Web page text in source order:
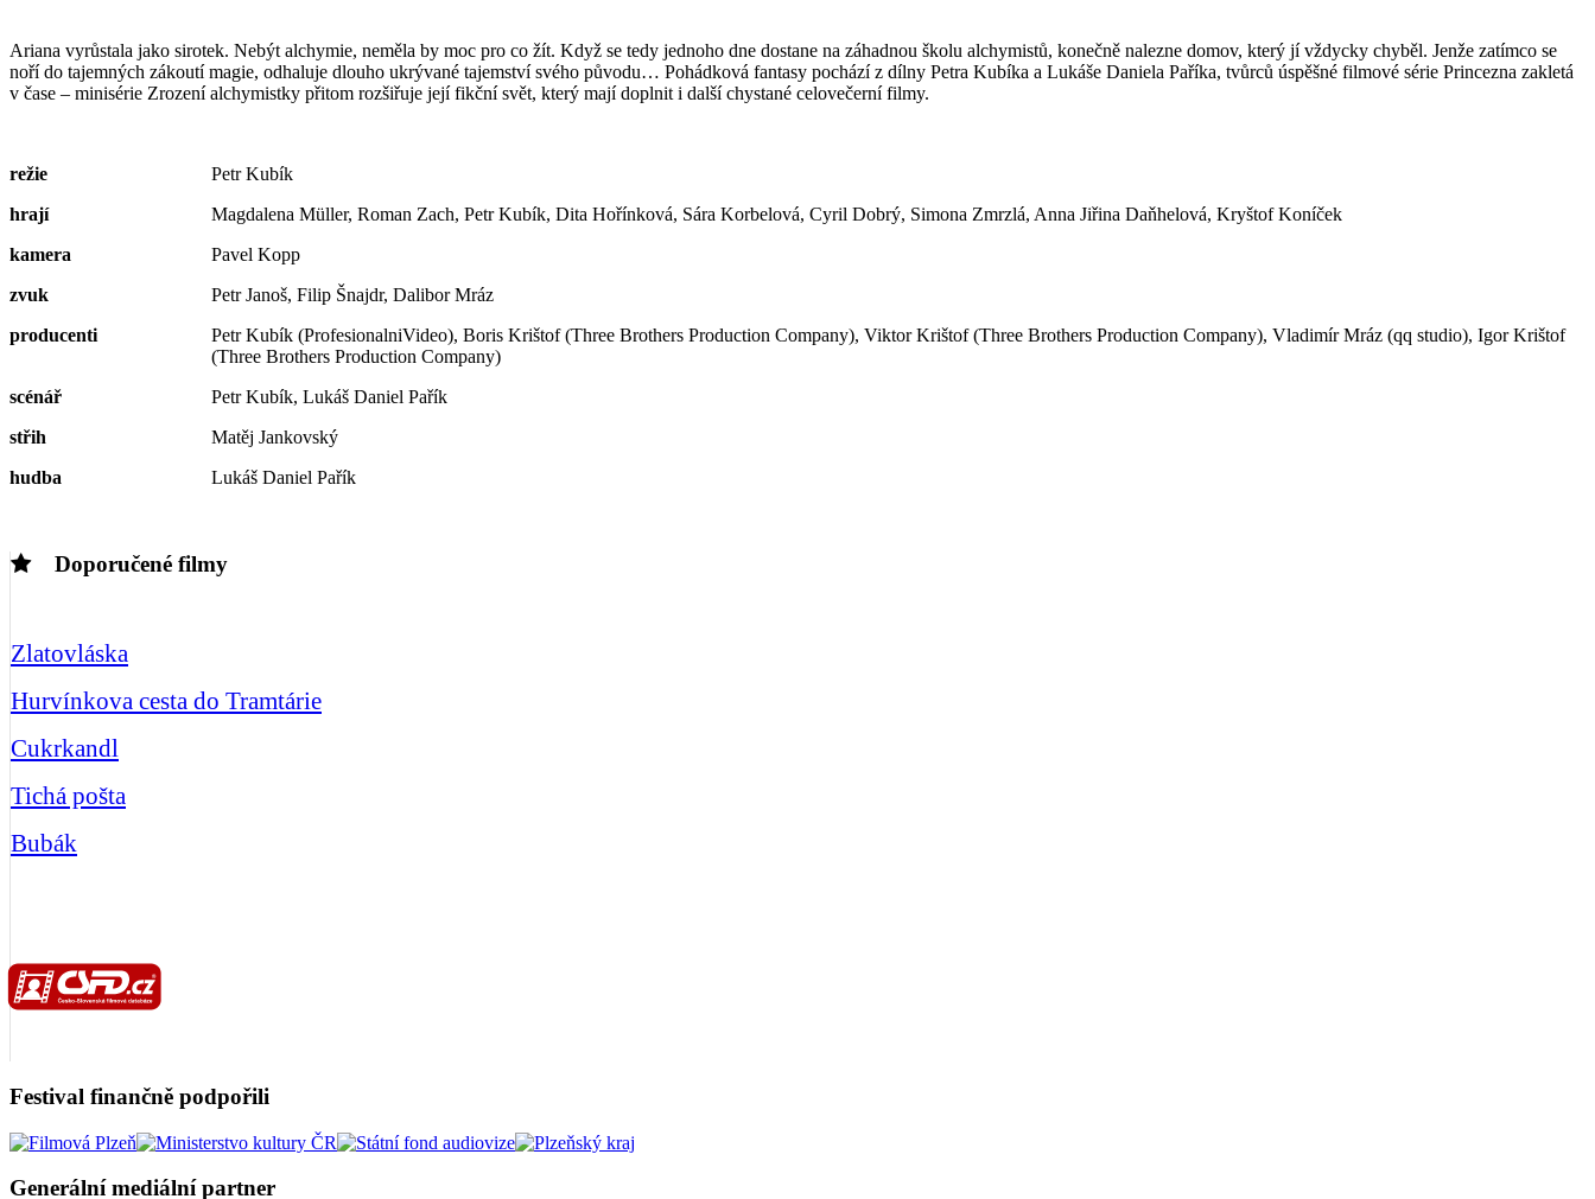
Ariana vyrůstala jako sirotek. Nebýt alchymie, neměla by moc pro co žít. Když se tedy jednoho dne dostane na záhadnou školu alchymistů, konečně nalezne domov, který jí vždycky chyběl. Jenže zatímco se
noří do tajemných zákoutí magie, odhaluje dlouho ukrývané tajemství svého původu… Pohádková fantasy pochází z dílny Petra Kubíka a Lukáše Daniela Paříka, tvůrců úspěšné filmové série Princezna zakletá
v čase – minisérie Zrození alchymistky přitom rozšiřuje její fikční svět, který mají doplnit i další chystané celovečerní filmy.
režie
Petr Kubík
hrají
Magdalena Müller, Roman Zach, Petr Kubík, Dita Hořínková, Sára Korbelová, Cyril Dobrý, Simona Zmrzlá, Anna Jiřina Daňhelová, Kryštof Koníček
kamera
Pavel Kopp
zvuk
Petr Janoš, Filip Šnajdr, Dalibor Mráz
producenti
Petr Kubík (ProfesionalniVideo), Boris Krištof (Three Brothers Production Company), Viktor Krištof (Three Brothers Production Company), Vladimír Mráz (qq studio), Igor Krištof
(Three Brothers Production Company)
scénář
Petr Kubík, Lukáš Daniel Pařík
střih
Matěj Jankovský
hudba
Lukáš Daniel Pařík
Doporučené filmy
Zlatovláska
Hurvínkova cesta do Tramtárie
Cukrkandl
Tichá pošta
Bubák
Festival finančně podpořili
Generální mediální partner